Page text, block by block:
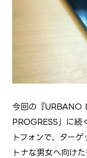
今回の『URBANO
PROGRESS」に
トフォンで、ター
トナな男女へ向けた